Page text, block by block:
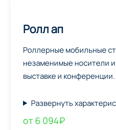
Ролл ап
Роллерные мобильные
незаменимые носители
выставке и конференции.
Развернуть
от 6 094₽